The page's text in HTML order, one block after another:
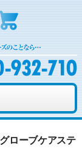
ローブケアステ